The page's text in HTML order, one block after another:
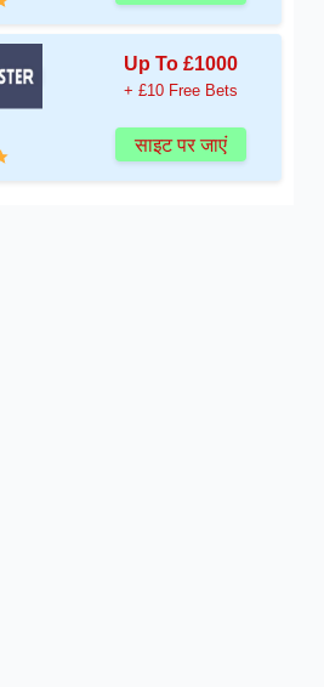
Up To £1000
+ £10 Free Bets
साइट पर जाएं